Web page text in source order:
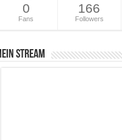
0
Fans
166
Followers
Stream